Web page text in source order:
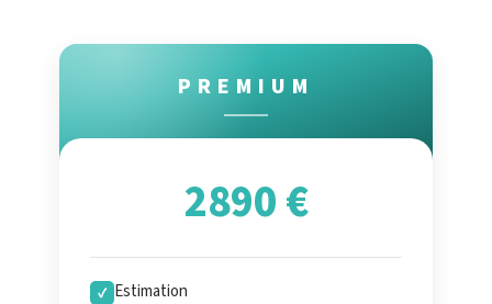
PREMIUM
2890 €
✓ Estimation